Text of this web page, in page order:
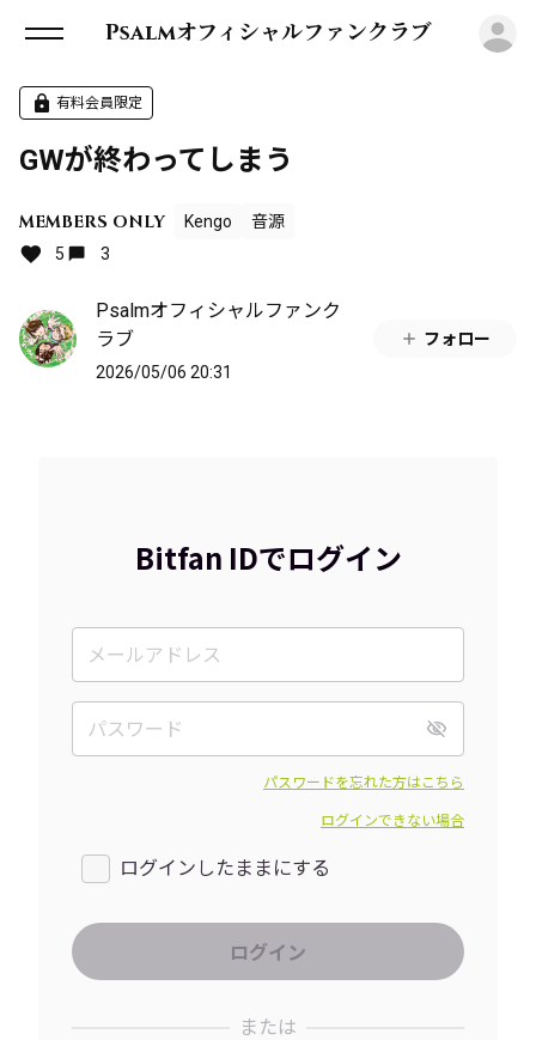
Psalmオフィシャルファンクラブ
有料会員限定
GWが終わってしまう
MEMBERS ONLY Kengo
音源
5
3
Psalmオフィシャルファンク
ラブ
2026/05/06 20:31
フォロー
Bitfan IDでログイン
パスワードを忘れた方はこちら
ログインできない場合
ログインしたままにする
または